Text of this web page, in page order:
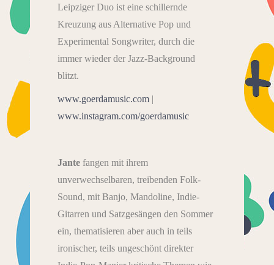
Leipziger Duo ist eine schillernde
Kreuzung aus Alternative Pop und
Experimental Songwriter, durch die
immer wieder der Jazz-Background
blitzt.
www.goerdamusic.com |
www.instagram.com/goerdamusic
Jante fangen mit ihrem
unverwechselbaren, treibenden Folk-
Sound, mit Banjo, Mandoline, Indie-
Gitarren und Satzgesängen den Sommer
ein, thematisieren aber auch in teils
ironischer, teils ungeschönt direkter